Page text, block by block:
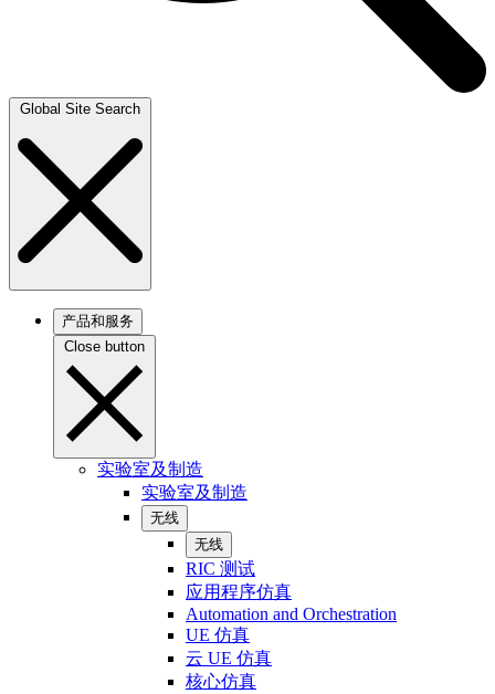
Global Site Search
产品和服务
Close button
实验室及制造
实验室及制造
无线
无线
RIC 测试
应用程序仿真
Automation and Orchestration
UE 仿真
云 UE 仿真
核心仿真